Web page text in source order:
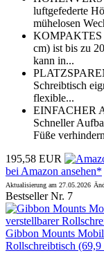
luftgefederte
mühelosen
KOMPAKTES
cm) ist bis zu
kann in...
Schreibtisch
flexible...
EINFACHER
Schneller
Füße
195,58 EUR
bei Amazon ansehen*
Aktualisierung am 27.05.2026
Bestseller Nr. 7
Gibbon Mounts
Rollschreibtisch (69,9